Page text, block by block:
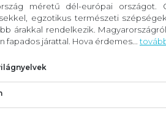
méretű dél-európai országot.
egzotikus természeti
árakkal rendelkezik.
fapados járattal. Hova érdemes...